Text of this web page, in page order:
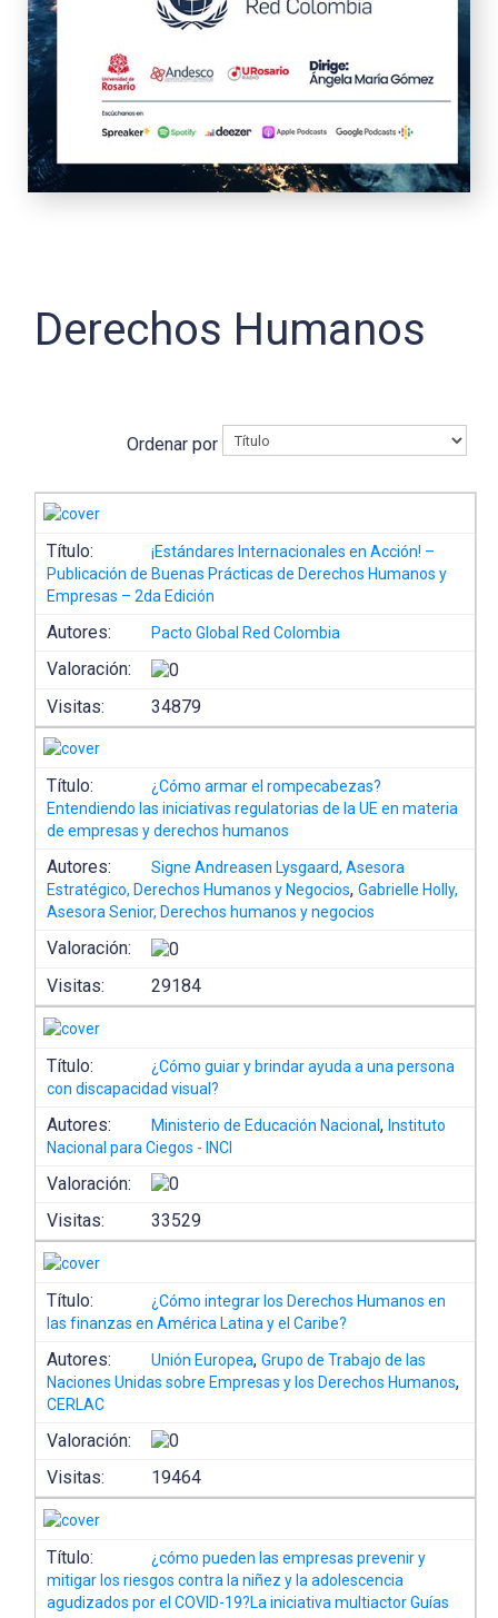
Derechos Humanos
Ordenar por
Título:
¡Estándares Internacionales en Acción! –
Publicación de Buenas Prácticas de Derechos Humanos y
Empresas – 2da Edición
Autores: Pacto Global Red Colombia
Valoración:
Visitas:
34879
Título:
¿Cómo armar el rompecabezas?
Entendiendo las iniciativas regulatorias de la UE en materia
de empresas y derechos humanos
Autores:
Signe Andreasen Lysgaard, Asesora
Estratégico, Derechos Humanos y Negocios,Gabrielle Holly,
Asesora Senior, Derechos humanos y negocios
Valoración:
Visitas:
29184
Título:
¿Cómo guiar y brindar ayuda a una persona
con discapacidad visual?
Autores: Ministerio de Educación Nacional,Instituto
Nacional para Ciegos - INCI
Valoración:
Visitas:
33529
Título:
¿Cómo integrar los Derechos Humanos en
las finanzas en América Latina y el Caribe?
Autores: Unión Europea,Grupo de Trabajo de las
Naciones Unidas sobre Empresas y los Derechos Humanos,
CERLAC
Valoración:
Visitas:
19464
Título:
¿cómo pueden las empresas prevenir y
mitigar los riesgos contra la niñez y la adolescencia
agudizados por el COVID-19?La iniciativa multiactor Guías